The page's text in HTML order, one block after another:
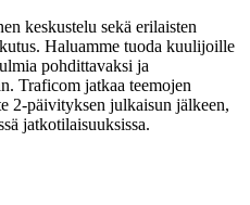
keskustelu sekä erilaisten
Haluamme tuoda kuulijoille
pohdittavaksi ja
Traficom jatkaa teemojen
2-päivityksen julkaisun jälkeen,
jatkotilaisuuksissa.